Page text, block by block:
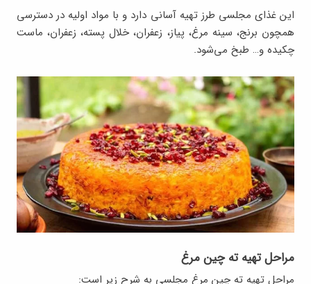
این غذای مجلسی طرز تهیه آسانی دارد و با مواد اولیه در دسترسی
همچون برنج، سینه مرغ، پیاز، زعفران، خلال پسته، زعفران، ماست
چکیده و… طبخ می‌شود.
مراحل تهیه ته چین مرغ
مراحل تهیه ته چین مرغ مجلسی به شرح زیر است: